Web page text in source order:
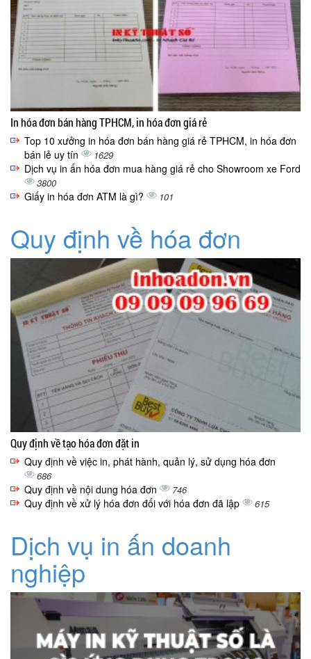
In hóa đơn bán hàng TPHCM, in hóa đơn giá rẻ
Top 10 xưởng in hóa đơn bán hàng giá rẻ TPHCM, in hóa đơn
bán lẻ uy tín
1629
Dịch vụ in ấn hóa đơn mua hàng giá rẻ cho Showroom xe Ford
3800
Giấy in hóa đơn ATM là gì? 101
Quy định về hóa đơn
Quy định về tạo hóa đơn đặt in
Quy định về việc in, phát hành, quản lý, sử dụng hóa đơn
686
Quy định về nội dung hóa đơn 746
Quy định về xử lý hóa đơn đối với hóa đơn đã lập 615
Dịch vụ in ấn doanh
nghiệp